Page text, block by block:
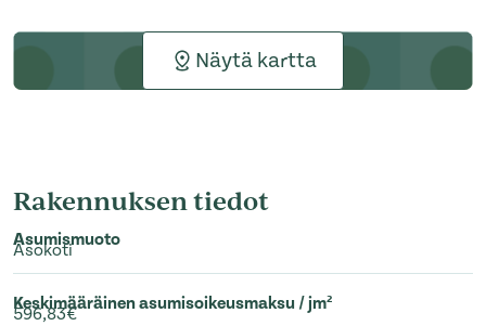
Näytä kartta
Rakennuksen tiedot
Asumismuoto
Asokoti
Keskimääräinen asumisoikeusmaksu / jm²
596,83€